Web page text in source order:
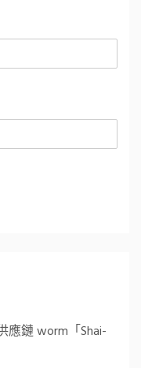
應鏈 worm「Shai-